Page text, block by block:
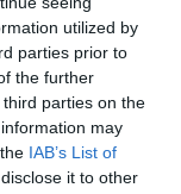
utilized by
parties prior to
the further
parties on the
may
IAB’s List of
it to other
a la
sistemática
Redacción
y planificada de
que cursan